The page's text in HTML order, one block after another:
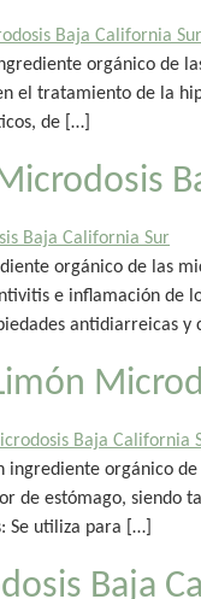
orgánico de
el tratamiento de la
de […]
orgánico de las
e inflamación de
antidiarreicas y
ingrediente orgánico
de estómago, siendo
Se utiliza para […]
Baja